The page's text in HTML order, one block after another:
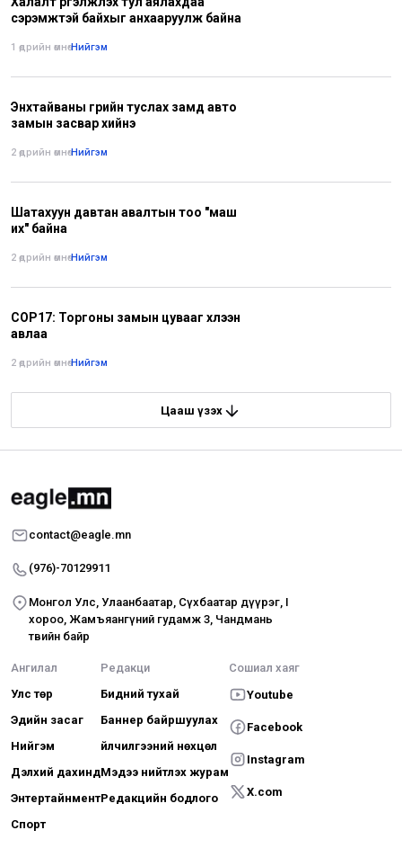
сэрэмжтэй байхыг анхааруулж байна
1 өдрийн өмнө•Нийгэм
Энхтайваны гүүрийн туслах замд авто
замын засвар хийнэ
2 өдрийн өмнө•Нийгэм
Шатахуун давтан авалтын тоо "маш
их" байна
2 өдрийн өмнө•Нийгэм
COP17: Торгоны замын цувааг хүлээн
авлаа
2 өдрийн өмнө•Нийгэм
Цааш үзэх
contact@eagle.mn
(976)-70129911
Монгол Улс, Улаанбаатар, Сүхбаатар дүүрэг, I
хороо, Жамъяангүний гудамж 3, Чандмань
төвийн байр
Ангилал
Улс төр
Эдийн засаг
Нийгэм
Дэлхий дахинд
Энтертайнмент
Спорт
Редакци
Бидний тухай
Баннер байршуулах
Үйлчилгээний нөхцөл
Мэдээ нийтлэх журам
Редакцийн бодлого
Сошиал хаяг
Youtube
Facebook
Instagram
X.com